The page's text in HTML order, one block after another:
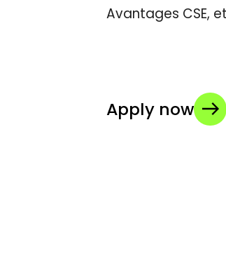
Avantages CSE,
Apply now